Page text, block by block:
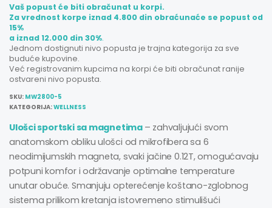
Vaš popust će biti obračunat u korpi.
Za vrednost korpe iznad 4.800 din obraćunaće se popust od
15%
a iznad 12.000 din 30%.
Jednom dostignuti nivo popusta je trajna kategorija za sve
buduće kupovine.
Već registrovanim kupcima na korpi će biti obračunat ranije
ostvareni nivo popusta.
SKU: MW2800-5
KATEGORIJA:WELLNESS
Ulošci sportski sa magnetima – zahvaljujući svom
anatomskom obliku ulošci od mikrofibera sa 6
neodimijumskih magneta, svaki jačine 0.12T, omogućavaju
potpuni komfor i održavanje optimalne temperature
unutar obuće. Smanjuju opterećenje koštano-zglobnog
sistema prilikom kretanja istovremeno stimulišući